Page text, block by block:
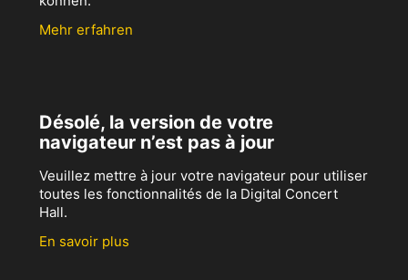
Mehr erfahren
Désolé, la version de votre
navigateur n’est pas à jour
Veuillez mettre à jour votre navigateur pour utiliser
toutes les fonctionnalités de la Digital Concert
Hall.
En savoir plus